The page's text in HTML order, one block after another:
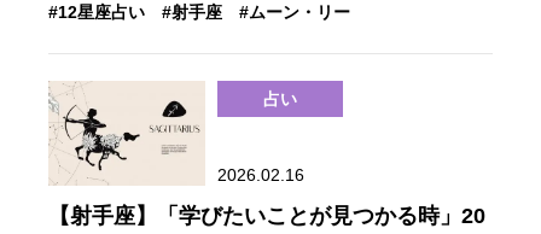
#12星座占い #射手座 #ムーン・リー
占い
2026.02.16
【射手座】「学びたいことが見つかる時」20